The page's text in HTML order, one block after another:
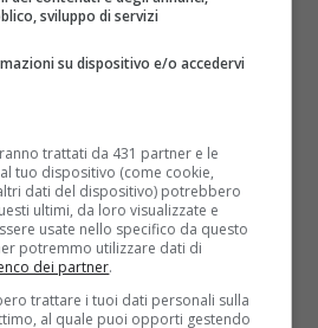
e sicurezza
dopo“anni di
sinistra”
alla Giustizia Andrea
Vedoveha ricordato che
un nuovo concorso
, mentre il deputato
espresso fiducia sul
sviluppo di servizi
su dispositivo e/o accedervi
trattati da 431 partner e le
tuo dispositivo (come cookie,
dati del dispositivo) potrebbero
ultimi, da loro visualizzate e
usate nello specifico da questo
potremmo utilizzare dati di
dei partner.
trattare i tuoi dati personali sulla
al quale puoi opporti gestendo